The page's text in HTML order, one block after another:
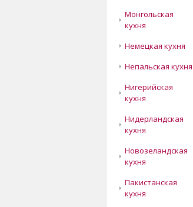
Монгольская
кухня
Немецкая кухня
Непальская кухня
Нигерийская
кухня
Нидерландская
кухня
Новозеландская
кухня
Пакистанская
кухня